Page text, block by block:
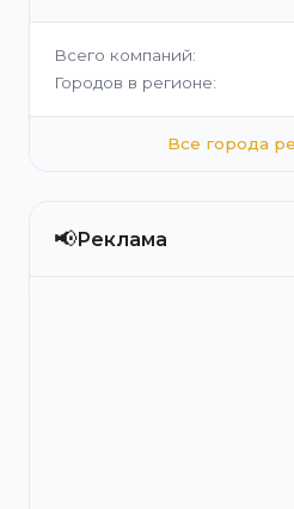
Всего компаний:
Городов в регионе:
Все города
📢Реклама